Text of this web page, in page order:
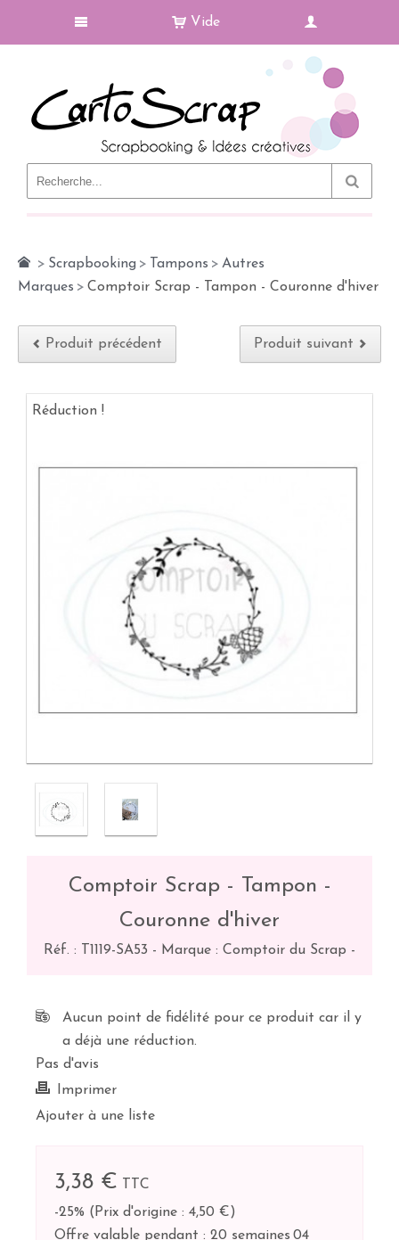
Vide
> Scrapbooking > Tampons > Autres
Marques > Comptoir Scrap - Tampon - Couronne d'hiver
Produit précédent Produit suivant
Réduction !
Comptoir Scrap - Tampon -
Couronne d'hiver
Réf. : T1119-SA53 - Marque : Comptoir du Scrap -
Aucun point de fidélité pour ce produit car il y
a déjà une réduction.
Pas d'avis
Imprimer
Ajouter à une liste
3,38 €
TTC
-25% ( Prix d'origine : 4,50 €)
Offre valable pendant : 20 semaines 04